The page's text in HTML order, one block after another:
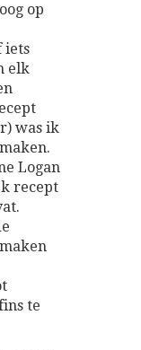
op
iets
elk
was ik
Logan
recept
te